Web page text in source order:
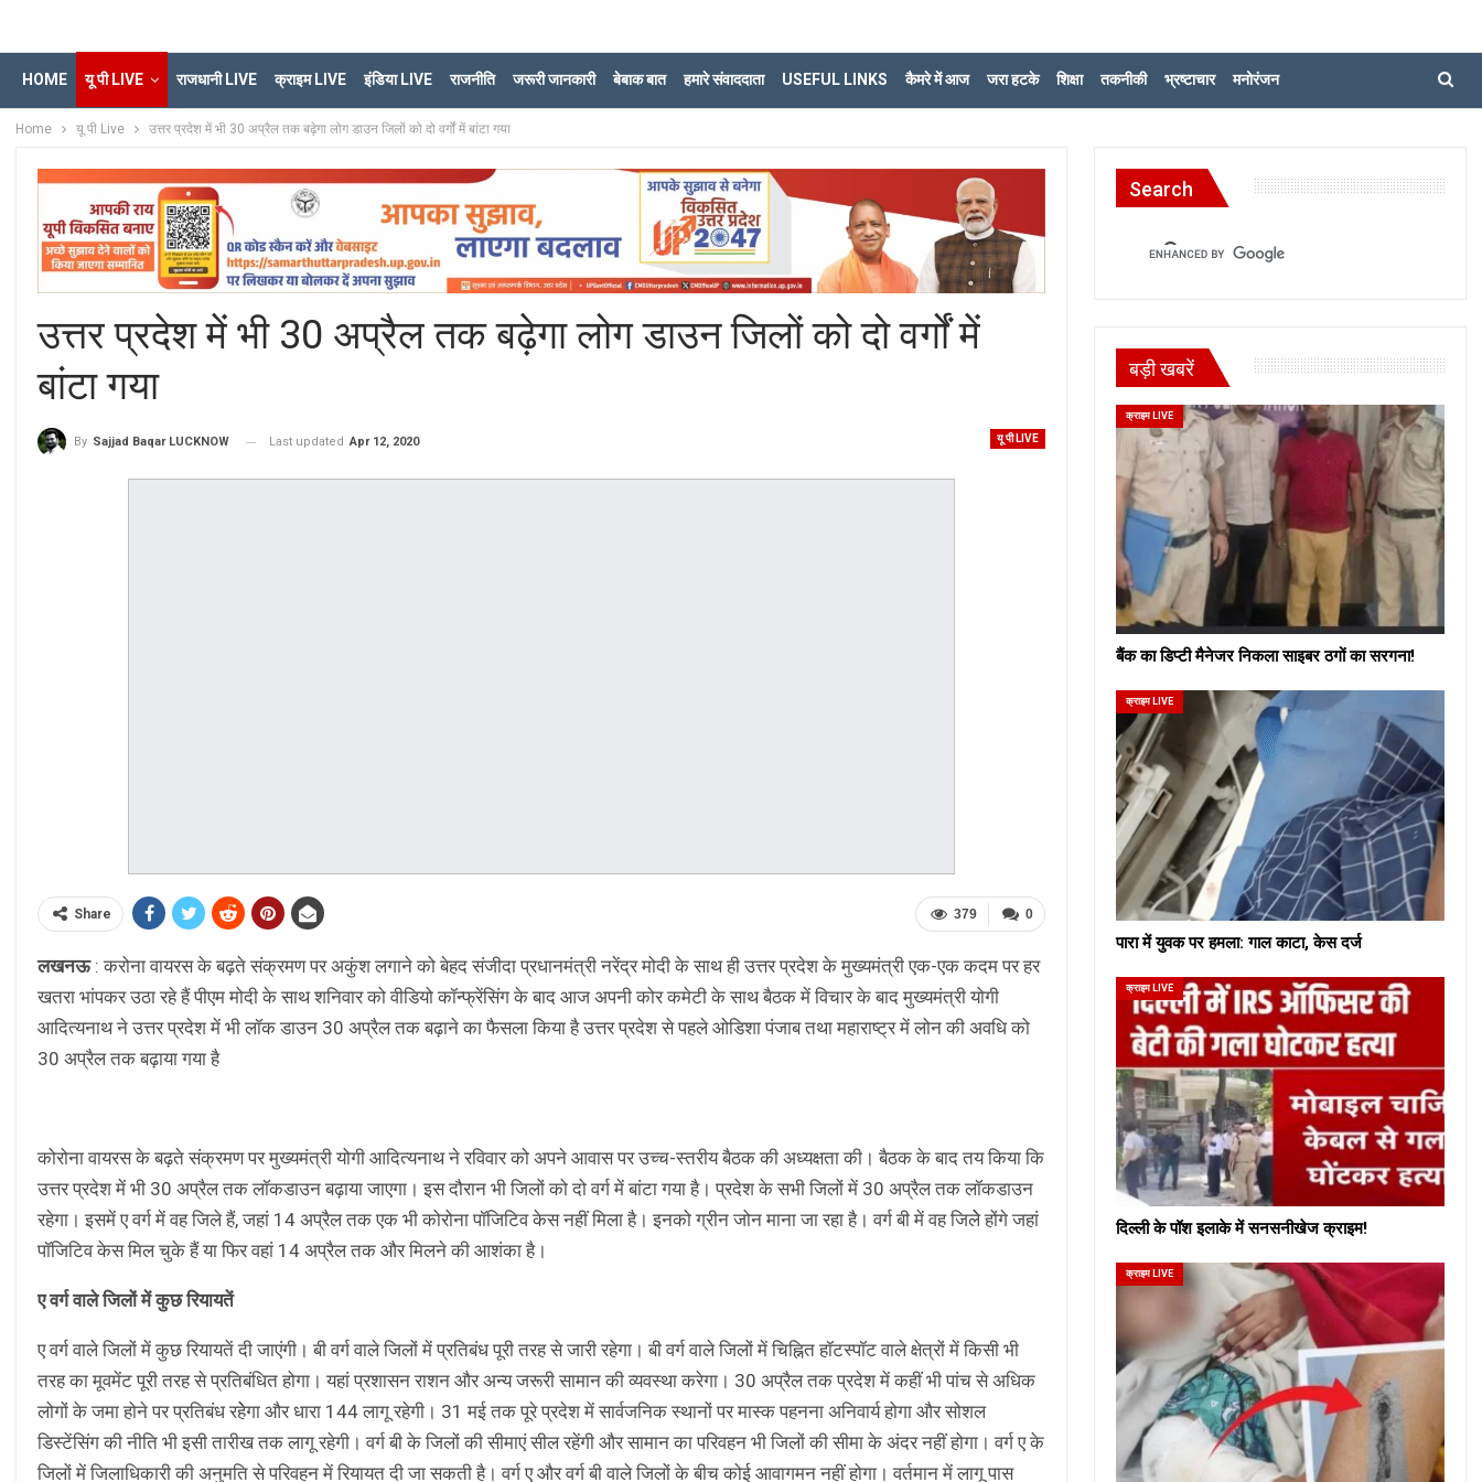
HOME यू पी LIVE राजधानी LIVE क्राइम LIVE इंडिया LIVE राजनीति जरूरी जानकारी बेबाक बात हमारे संवाददाता USEFUL LINKS कैमरे में आज जरा हटके शिक्षा तकनीकी भ्रष्टाचार मनोरंजन
Home यू पी Live उत्तर प्रदेश में भी 30 अप्रैल तक बढ़ेगा लोग डाउन जिलों को दो वर्गों में बांटा गया
उत्तर प्रदेश में भी 30 अप्रैल तक बढ़ेगा लोग डाउन जिलों को दो वर्गों में
बांटा गया
यू पी LIVE
By Sajjad Baqar LUCKNOW Last updated Apr 12, 2020
0
379
Share
लखनऊ: करोना वायरस के बढ़ते संक्रमण पर अकुंश लगाने को बेहद संजीदा प्रधानमंत्री नरेंद्र मोदी के साथ ही उत्तर प्रदेश के मुख्यमंत्री एक-एक कदम पर हर
खतरा भांपकर उठा रहे हैं पीएम मोदी के साथ शनिवार को वीडियो कॉन्फ्रेंसिंग के बाद आज अपनी कोर कमेटी के साथ बैठक में विचार के बाद मुख्यमंत्री योगी
आदित्यनाथ ने उत्तर प्रदेश में भी लॉक डाउन 30 अप्रैल तक बढ़ाने का फैसला किया है उत्तर प्रदेश से पहले ओडिशा पंजाब तथा महाराष्ट्र में लोन की अवधि को
30 अप्रैल तक बढ़ाया गया है
कोरोना वायरस के बढ़ते संक्रमण पर मुख्यमंत्री योगी आदित्यनाथ ने रविवार को अपने आवास पर उच्च-स्तरीय बैठक की अध्यक्षता की। बैठक के बाद तय किया कि
उत्तर प्रदेश में भी 30 अप्रैल तक लॉकडाउन बढ़ाया जाएगा। इस दौरान भी जिलों को दो वर्ग में बांटा गया है। प्रदेश के सभी जिलों में 30 अप्रैल तक लॉकडाउन
रहेगा। इसमें ए वर्ग में वह जिले हैं, जहां 14 अप्रैल तक एक भी कोरोना पॉजिटिव केस नहीं मिला है। इनको ग्रीन जोन माना जा रहा है। वर्ग बी में वह जिलेे होंगे जहां
पॉजिटिव केस मिल चुके हैं या फिर वहां 14 अप्रैल तक और मिलने की आशंका है।
ए वर्ग वाले जिलों में कुछ रियायतें
ए वर्ग वाले जिलों में कुछ रियायतें दी जाएंगी। बी वर्ग वाले जिलों में प्रतिबंध पूरी तरह से जारी रहेगा। बी वर्ग वाले जिलों में चिह्नित हॉटस्पॉट वाले क्षेत्रों में किसी भी
तरह का मूवमेंट पूरी तरह से प्रतिबंधित होगा। यहां प्रशासन राशन और अन्य जरूरी सामान की व्यवस्था करेगा। 30 अप्रैल तक प्रदेश में कहीं भी पांच से अधिक
लोगों के जमा होने पर प्रतिबंध रहेेगा और धारा 144 लागू रहेगी। 31 मई तक पूरे प्रदेश में सार्वजनिक स्थानों पर मास्क पहनना अनिवार्य होगा और सोशल
डिस्टेंसिंग की नीति भी इसी तारीख तक लागू रहेगी। वर्ग बी के जिलों की सीमाएं सील रहेंगी और सामान का परिवहन भी जिलों की सीमा के अंदर नहीं होगा। वर्ग ए के
जिलों में जिलाधिकारी की अनुमति से परिवहन में रियायत दी जा सकती है। वर्ग ए और वर्ग बी वाले जिलों के बीच कोई आवागमन नहीं होगा। वर्तमान में लागू पास
Search
बड़ी खबरें
क्राइम LIVE
बैंक का डिप्टी मैनेजर निकला साइबर ठगों का सरगना!
क्राइम LIVE
पारा में युवक पर हमला: गाल काटा, केस दर्ज
क्राइम LIVE
दिल्ली के पॉश इलाके में सनसनीखेज क्राइम!
क्राइम LIVE